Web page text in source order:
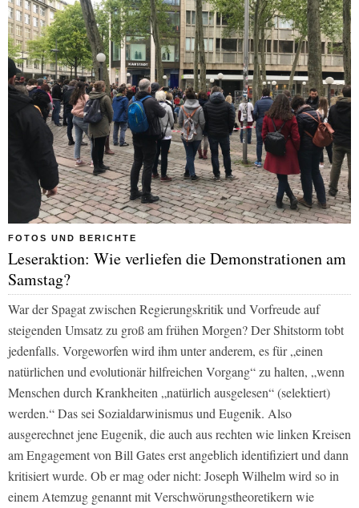
FOTOS UND BERICHTE
Leseraktion: Wie verliefen die Demonstrationen am
Samstag?
War der Spagat zwischen Regierungskritik und Vorfreude auf
steigenden Umsatz zu groß am frühen Morgen? Der Shitstorm tobt
jedenfalls. Vorgeworfen wird ihm unter anderem, es für„einen
natürlichen und evolutionär hilfreichen Vorgang“zu halten, „wenn
Menschen durch Krankheiten „natürlich ausgelesen“ (selektiert)
werden.“Das sei Sozialdarwinismus und Eugenik. Also
ausgerechnet jene Eugenik, die auch aus rechten wie linken Kreisen
am Engagement von Bill Gates erst angeblich identifiziert und dann
kritisiert wurde. Ob er mag oder nicht: Joseph Wilhelm wird so in
einem Atemzug genannt mit Verschwörungstheoretikern wie